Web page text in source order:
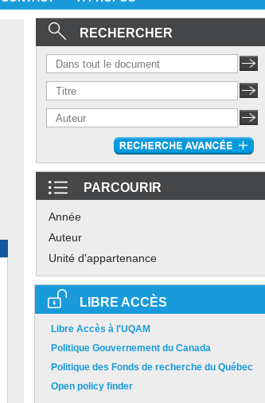
RECHERCHER
PARCOURIR
Année
Auteur
Unité d'appartenance
LIBRE ACCÈS
Libre Accès à l'UQAM
Politique Gouvernement du Canada
Politique des Fonds de recherche du Québec
Open policy finder